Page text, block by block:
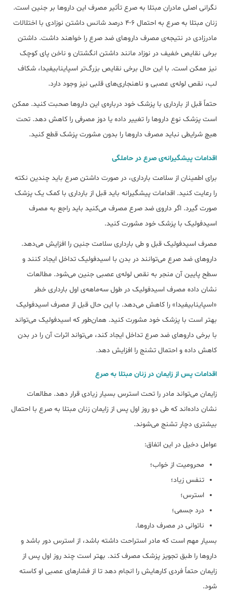
نگرانی اصلی مادران مبتلا به صرع تأثیر مصرف این داروها بر جنین است.
زنان مبتلا به صرع به احتمال 6-4 درصد شانس داشتن نوزادی با اختلالات
مادرزادی در نتیجه‌ی مصرف داروهای ضد صرع را خواهند داشت. داشتن
برخی نقایص خفیف در نوزاد مانند داشتن انگشتان و ناخن پای کوچک
نیز ممکن است. با این حال برخی نقایص بزرگ‌تر اسپاینابیفیدا، شکاف
لب، نقص لوله‌ی عصبی و ناهنجاری‌های قلبی نیز وجود دارد.
حتماً قبل از بارداری با پزشک خود درباره‌ی این داروها صحبت کنید. ممکن
است پزشک نوع داروها را تغییر داده یا دوز مصرفی را کاهش دهد. تحت
هیچ شرایطی نباید مصرف داروها را بدون مشورت پزشک قطع کنید.
اقدامات پیشگیرانه‌ی صرع در حاملگی
برای اطمینان از سلامت بارداری، در صورت داشتن صرع باید چندین نکته
را رعایت کنید. اقدامات پیشگیرانه باید قبل از بارداری با کمک یک پزشک
صورت گیرد. اگر داروی ضد صرع مصرف می‌کنید باید راجع به مصرف
اسیدفولیک با پزشک خود مشورت کنید.
مصرف اسیدفولیک قبل و طی بارداری سلامت جنین را افزایش می‌دهد.
داروهای ضد صرع می‌توانند در بدن با اسیدفولیک تداخل ایجاد کنند و
سطح پایین آن منجر به نقص لوله‌ی عصبی جنین می‌شود. مطالعات
نشان داده مصرف اسیدفولیک در طول سه‌ماهه‌ی اول بارداری خطر
«اسپاینابیفیدا» را کاهش می‌دهد. با این حال قبل از مصرف اسیدفولیک
بهتر است با پزشک خود مشورت کنید. همان‌طور که اسیدفولیک می‌تواند
با برخی داروهای ضد صرع تداخل ایجاد کند، می‌تواند اثرات آن را در بدن
کاهش داده و احتمال تشنج را افزایش دهد.
اقدامات پس از زایمان در زنان مبتلا به صرع
زایمان می‌تواند مادر را تحت استرس بسیار زیادی قرار دهد. مطالعات
نشان داده‌اند که طی دو روز اول پس از زایمان زنان مبتلا به صرع با احتمال
بیشتری دچار تشنج می‌شوند.
عوامل دخیل در این اتفاق:
محرومیت از خواب؛
تنفس زیاد؛
استرس؛
درد جسمی؛
ناتوانی در مصرف داروها.
بسیار مهم است که مادر استراحت داشته باشد، از استرس دور باشد و
داروها را طبق تجویز پزشک مصرف کند. بهتر است چند روز اول پس از
زایمان حتماً فردی کارهایش را انجام دهد تا از فشارهای عصبی او کاسته
شود.